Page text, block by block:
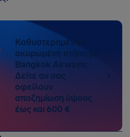
Καθυστερημένη ή
ακυρωμένη πτήση με
Bangkok Airways;
Δείτε αν σας
οφείλουν
αποζημίωση ύψους
έως και 600 €